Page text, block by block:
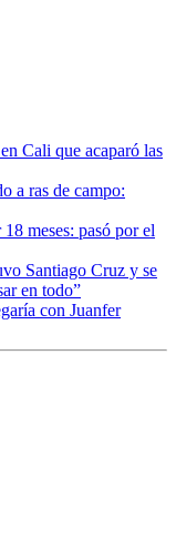
Cali que acaparó las
a ras de campo:
meses: pasó por el
Santiago Cruz y se
en todo”
con Juanfer